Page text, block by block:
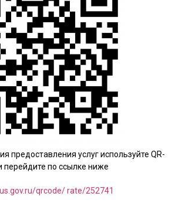
предоставления услуг используйте QR-
перейдите по ссылке ниже
qrcode/ rate/252741